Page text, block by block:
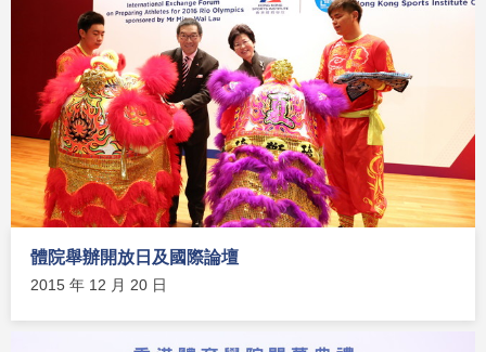
體院舉辦開放日及國際論壇
2015 年 12 月 20 日